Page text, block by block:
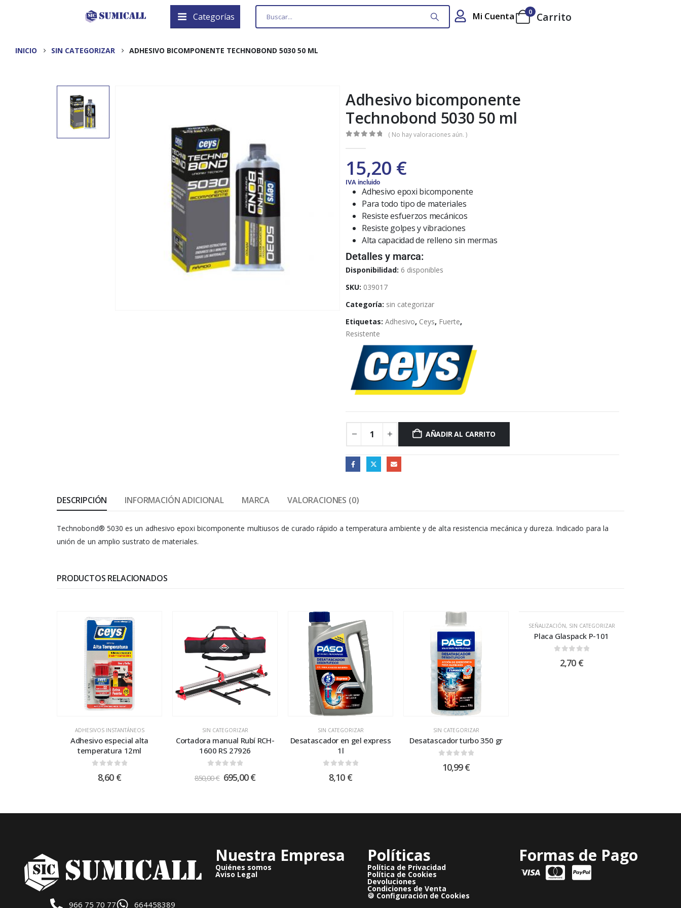
Categorías Mi Cuenta 0 Carrito
INICIO SIN CATEGORIZAR ADHESIVO BICOMPONENTE TECHNOBOND 5030 50 ML
Adhesivo bicomponente
Technobond 5030 50 ml
( No hay valoraciones aún. )
15,20 €
IVA incluido
Adhesivo epoxi bicomponente
Para todo tipo de materiales
Resiste esfuerzos mecánicos
Resiste golpes y vibraciones
Alta capacidad de relleno sin mermas
Detalles y marca:
Disponibilidad: 6 disponibles
SKU: 039017
Categoría: sin categorizar
Etiquetas: Adhesivo, Ceys, Fuerte,
Resistente
AÑADIR AL CARRITO
DESCRIPCIÓN INFORMACIÓN ADICIONAL MARCA VALORACIONES (0)
Technobond® 5030 es un adhesivo epoxi bicomponente multiusos de curado rápido a temperatura ambiente y de alta resistencia mecánica y dureza. Indicado para la
unión de un amplio sustrato de materiales.
PRODUCTOS RELACIONADOS
ADHESIVOS INSTANTÁNEOS
Adhesivo especial alta
temperatura 12ml
8,60 €
SIN CATEGORIZAR
Cortadora manual Rubí RCH-
1600 RS 27926
850,00€ 695,00€
SIN CATEGORIZAR
Desatascador en gel express
1l
8,10 €
SIN CATEGORIZAR
Desatascador turbo 350 gr
10,99€
SEÑALIZACIÓN, SIN CATEGORIZAR
Placa Glaspack P-101
2,70 €
966 75 70 77 664458389
Nuestra Empresa
Quiénes somos
Aviso Legal
Políticas
Política de Privacidad
Política de Cookies
Devoluciones
Condiciones de Venta
🍪 Configuración de Cookies
Formas de Pago